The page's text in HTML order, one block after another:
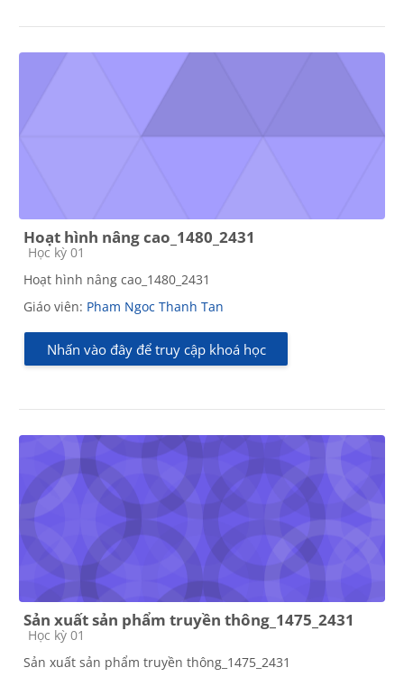
Hoạt hình nâng cao_1480_2431
Các loại khóa học
Học kỳ 01
Hoạt hình nâng cao_1480_2431
Giáo viên: Pham Ngoc Thanh Tan
Nhấn vào đây để truy cập khoá học
Sản xuất sản phẩm truyền thông_1475_2431
Các loại khóa học
Học kỳ 01
Sản xuất sản phẩm truyền thông_1475_2431